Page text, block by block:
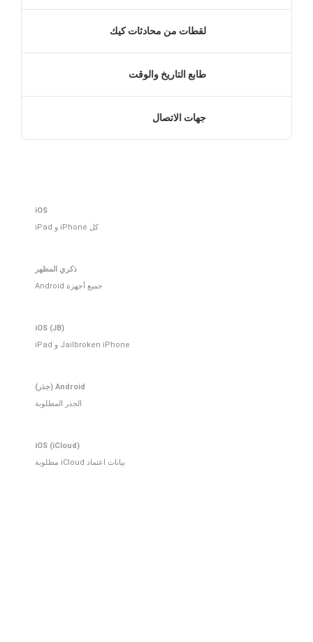
لقطات من محادثات كيك
طابع التاريخ والوقت
جهات الاتصال
iOS
كل iPhone و iPad
ذكري المظهر
جميع أجهزة Android
iOS (JB)
Jailbroken iPhone و iPad
Android (جذر)
الجذر المطلوبة
iOS (iCloud)
بيانات اعتماد iCloud مطلوبة